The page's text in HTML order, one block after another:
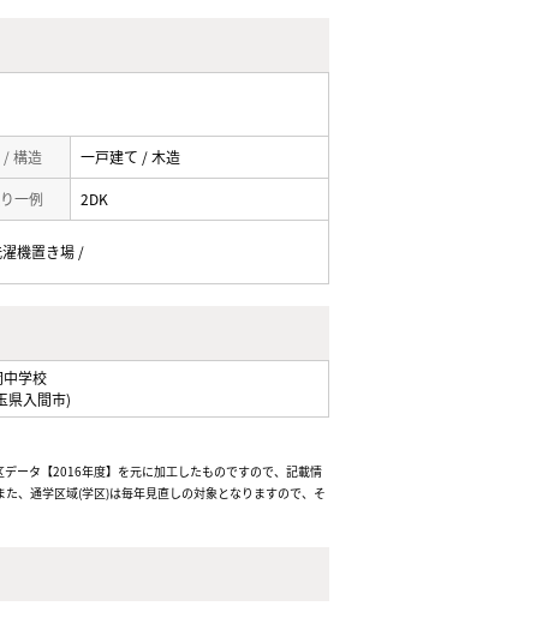
/ 構造 一戸建て / 木造
一例 2DK
機置き場 /
中学校
県入間市)
ータ【2016年度】を元に加工したものですので、記載情
、通学区域(学区)は毎年見直しの対象となりますので、そ